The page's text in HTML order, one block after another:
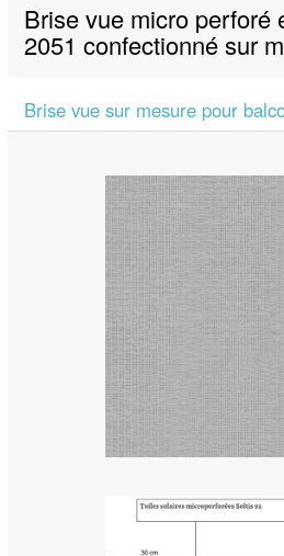
Brise vue micro perforé
2051 confectionné sur
Brise vue sur mesure pour